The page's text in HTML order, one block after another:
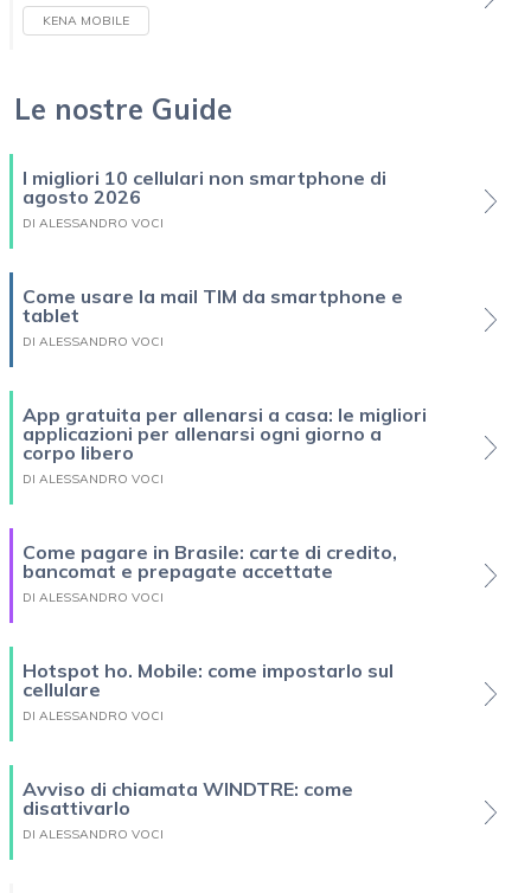
KENA MOBILE
Le nostre Guide
I migliori 10 cellulari non smartphone di
agosto 2026
DI ALESSANDRO VOCI
Come usare la mail TIM da smartphone e
tablet
DI ALESSANDRO VOCI
App gratuita per allenarsi a casa: le migliori
applicazioni per allenarsi ogni giorno a
corpo libero
DI ALESSANDRO VOCI
Come pagare in Brasile: carte di credito,
bancomat e prepagate accettate
DI ALESSANDRO VOCI
Hotspot ho. Mobile: come impostarlo sul
cellulare
DI ALESSANDRO VOCI
Avviso di chiamata WINDTRE: come
disattivarlo
DI ALESSANDRO VOCI